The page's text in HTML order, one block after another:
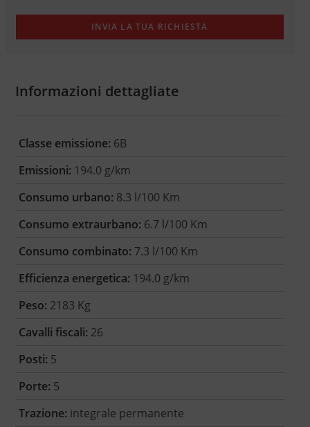
Informazioni dettagliate
Classe emissione: 6B
Emissioni: 194.0 g/km
Consumo urbano: 8.3 l/100 Km
Consumo extraurbano: 6.7 l/100 Km
Consumo combinato: 7.3 l/100 Km
Efficienza energetica: 194.0 g/km
Peso: 2183 Kg
Cavalli fiscali: 26
Posti: 5
Porte: 5
Trazione: integrale permanente